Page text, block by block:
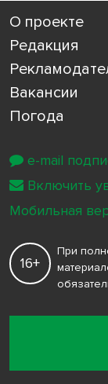
О проекте
Редакция
Вакансии
Погода
16+
При
e-mail
Включить
Мобильная